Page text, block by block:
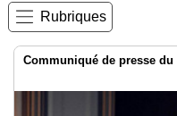
RUBRIQUES
Agenda
Rubriques
Communiqué de presse